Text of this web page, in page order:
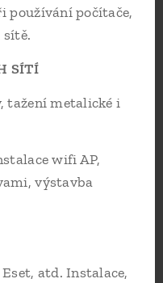
používání počítače,
sítě.
SÍTÍ
tažení metalické i
wifi AP,
výstavba
atd. Instalace,